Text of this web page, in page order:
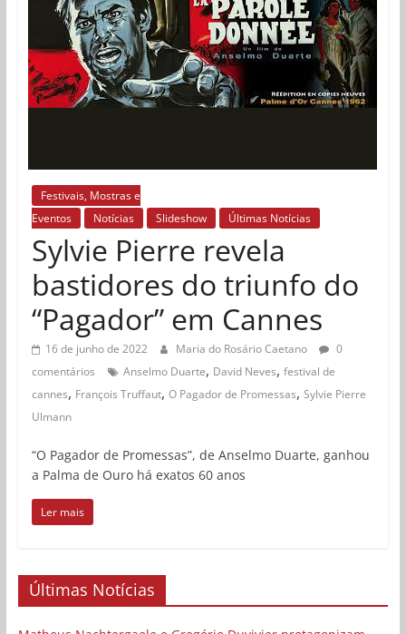
Festivais, Mostras e
Eventos
Notícias Slideshow Últimas Notícias
Sylvie Pierre revela
bastidores do triunfo do
“Pagador” em Cannes
16 de junho de 2022 Maria do Rosário Caetano
0
comentários
Anselmo Duarte, David Neves, festival de
cannes, François Truffaut, O Pagador de Promessas, Sylvie Pierre
Ulmann
“O Pagador de Promessas”, de Anselmo Duarte, ganhou
a Palma de Ouro há exatos 60 anos
Ler mais
Últimas Notícias